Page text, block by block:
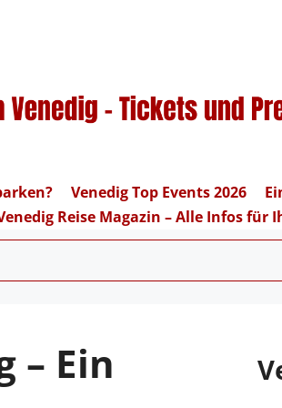
Venedig Top Events 2026
Reise Magazin – Alle Infos für
– Ein